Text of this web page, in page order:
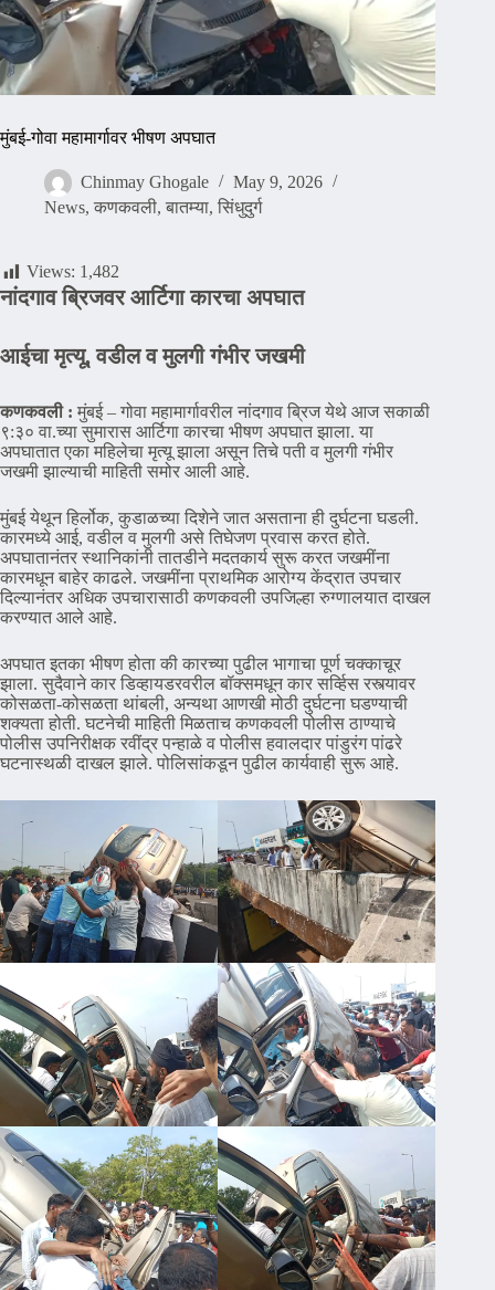
मुंबई-गोवा महामार्गावर भीषण अपघात
Chinmay Ghogale
May 9, 2026
News, कणकवली, बातम्या, सिंधुदुर्ग
Views: 1,482
नांदगाव ब्रिजवर आर्टिगा कारचा अपघात
आईचा मृत्यू, वडील व मुलगी गंभीर जखमी
कणकवली : मुंबई – गोवा महामार्गावरील नांदगाव ब्रिज येथे आज सकाळी
९:३० वा.च्या सुमारास आर्टिगा कारचा भीषण अपघात झाला. या
अपघातात एका महिलेचा मृत्यू झाला असून तिचे पती व मुलगी गंभीर
जखमी झाल्याची माहिती समोर आली आहे.
मुंबई येथून हिर्लोक, कुडाळच्या दिशेने जात असताना ही दुर्घटना घडली.
कारमध्ये आई, वडील व मुलगी असे तिघेजण प्रवास करत होते.
अपघातानंतर स्थानिकांनी तातडीने मदतकार्य सुरू करत जखमींना
कारमधून बाहेर काढले. जखमींना प्राथमिक आरोग्य केंद्रात उपचार
दिल्यानंतर अधिक उपचारासाठी कणकवली उपजिल्हा रुग्णालयात दाखल
करण्यात आले आहे.
अपघात इतका भीषण होता की कारच्या पुढील भागाचा पूर्ण चक्काचूर
झाला. सुदैवाने कार डिव्हायडरवरील बॉक्समधून कार सर्व्हिस रस्त्यावर
कोसळता-कोसळता थांबली, अन्यथा आणखी मोठी दुर्घटना घडण्याची
शक्यता होती. घटनेची माहिती मिळताच कणकवली पोलीस ठाण्याचे
पोलीस उपनिरीक्षक रवींद्र पन्हाळे व पोलीस हवालदार पांडुरंग पांढरे
घटनास्थळी दाखल झाले. पोलिसांकडून पुढील कार्यवाही सुरू आहे.